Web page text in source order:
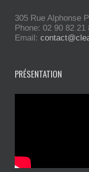
305 Rue Alphonse
Phone: 02 90 82 21
Email:
PRÉSENTATION